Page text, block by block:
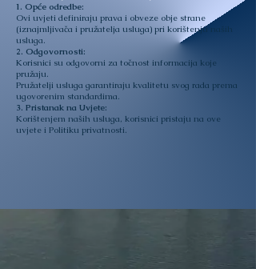
1. Opće odredbe:
Ovi uvjeti definiraju prava i obveze obje strane
(iznajmljivača i pružatelja usluga) pri korištenju naših
usluga.
2. Odgovornosti:
Korisnici su odgovorni za točnost informacija koje
pružaju.
Pružatelji usluga garantiraju kvalitetu svog rada prema
ugovorenim standardima.
3. Pristanak na Uvjete:
Korištenjem naših usluga, korisnici pristaju na ove
uvjete i Politiku privatnosti.